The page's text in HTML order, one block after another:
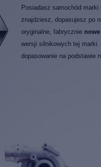
Posiadasz samochód marki
znajdziesz, dopasujesz po
oryginalne, fabrycznie
wersji silnikowych tej
dopasowanie na podstawie